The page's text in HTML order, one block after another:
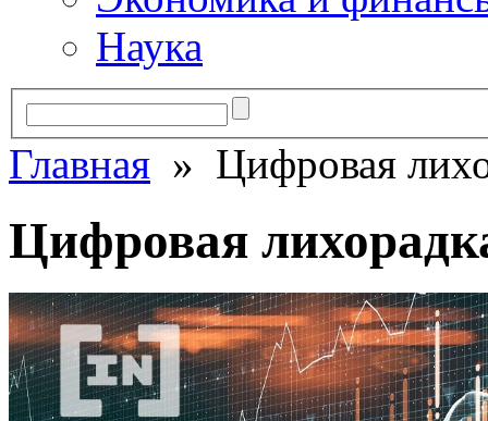
Наука
Главная » Цифровая
Цифровая